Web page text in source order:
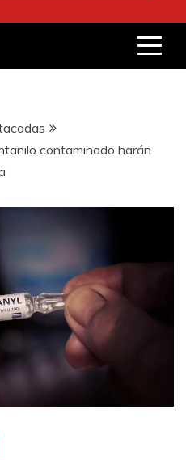
contaminado harán